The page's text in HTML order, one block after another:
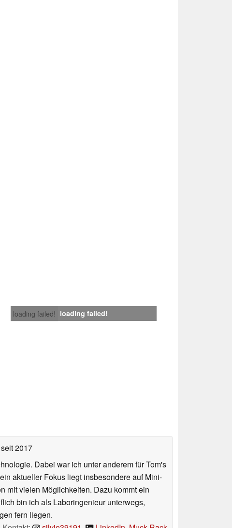
loading failed! loading failed!
seit 2017
Dabei war ich unter anderem für Tom's
aktueller Fokus liegt insbesondere auf Mini-
mit vielen Möglichkeiten. Dazu kommt ein
bin ich als Laboringenieur unterwegs,
fern liegen.